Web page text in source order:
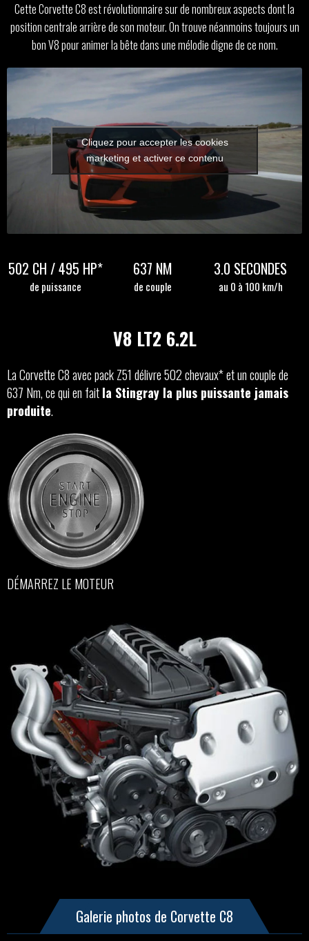
Cette Corvette C8 est révolutionnaire sur de nombreux aspects dont la
position centrale arrière de son moteur. On trouve néanmoins toujours un
bon V8 pour animer la bête dans une mélodie digne de ce nom.
Cliquez pour accepter les cookies
marketing et activer ce contenu
502 CH / 495 HP*
de puissance
637 NM
de couple
3.0 SECONDES
au 0 à 100 km/h
V8 LT2 6.2L
La Corvette C8 avec pack Z51 délivre 502 chevaux* et un couple de
637 Nm, ce qui en faitla Stingray la plus puissante jamais
produite.
DÉMARREZ LE MOTEUR
Galerie photos de Corvette C8